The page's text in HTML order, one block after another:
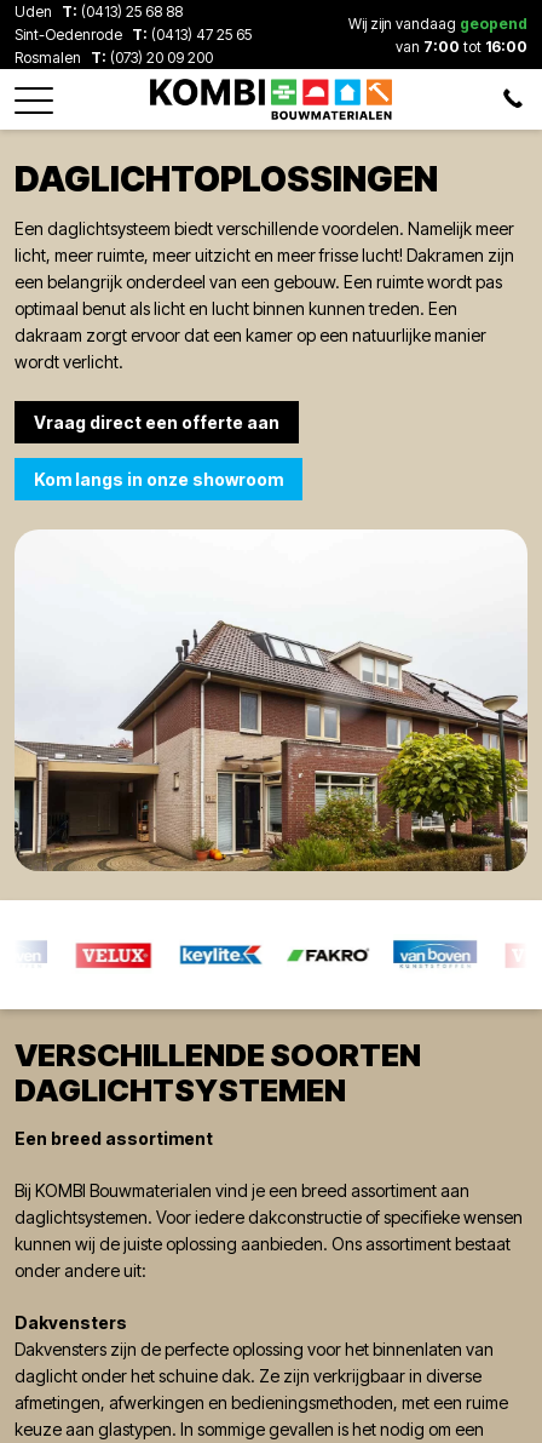
Uden T: (0413) 25 68 88
Sint-Oedenrode T: (0413) 47 25 65
Rosmalen
T: (073) 20 09 200
Wij zijn vandaag geopend
van 7:00 tot 16:00
DAGLICHTOPLOSSINGEN
Een daglichtsysteem biedt verschillende voordelen. Namelijk meer
licht, meer ruimte, meer uitzicht en meer frisse lucht! Dakramen zijn
een belangrijk onderdeel van een gebouw. Een ruimte wordt pas
optimaal benut als licht en lucht binnen kunnen treden. Een
dakraam zorgt ervoor dat een kamer op een natuurlijke manier
wordt verlicht.
Vraag direct een offerte aan
Kom langs in onze showroom
VERSCHILLENDE SOORTEN
DAGLICHTSYSTEMEN
Een breed assortiment
Bij KOMBI Bouwmaterialen vind je een breed assortiment aan
daglichtsystemen. Voor iedere dakconstructie of specifieke wensen
kunnen wij de juiste oplossing aanbieden. Ons assortiment bestaat
onder andere uit:
Dakvensters
Dakvensters zijn de perfecte oplossing voor het binnenlaten van
daglicht onder het schuine dak. Ze zijn verkrijgbaar in diverse
afmetingen, afwerkingen en bedieningsmethoden, met een ruime
keuze aan glastypen. In sommige gevallen is het nodig om een